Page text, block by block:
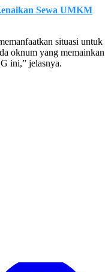
Sewa UMKM
situasi untuk
oknum yang memainkan
ini,” jelasnya.